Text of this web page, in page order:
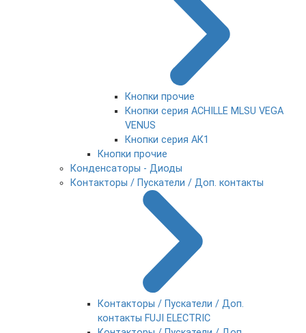
Кнопки прочие
Кнопки серия ACHILLE MLSU VEGA
VENUS
Кнопки серия АК1
Кнопки прочие
Конденсаторы - Диоды
Контакторы / Пускатели / Доп. контакты
Контакторы / Пускатели / Доп.
контакты FUJI ELECTRIC